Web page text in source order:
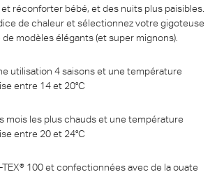
réconforter bébé, et des nuits plus paisibles.
de chaleur et sélectionnez votre gigoteuse
modèles élégants (et super mignons).
utilisation 4 saisons et une température
entre 14 et 20°C
mois les plus chauds et une température
entre 20 et 24°C
100 et confectionnées avec de la ouate